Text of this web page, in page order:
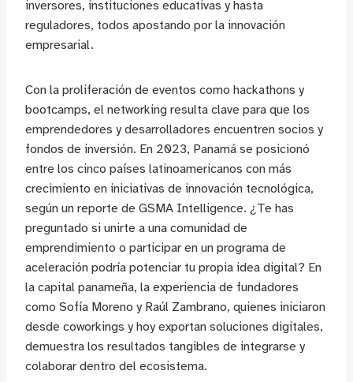
inversores, instituciones educativas y hasta
reguladores, todos apostando por la innovación
empresarial.
Con la proliferación de eventos como hackathons y
bootcamps, el networking resulta clave para que los
emprendedores y desarrolladores encuentren socios y
fondos de inversión. En 2023, Panamá se posicionó
entre los cinco países latinoamericanos con más
crecimiento en iniciativas de innovación tecnológica,
según un reporte de GSMA Intelligence. ¿Te has
preguntado si unirte a una comunidad de
emprendimiento o participar en un programa de
aceleración podría potenciar tu propia idea digital? En
la capital panameña, la experiencia de fundadores
como Sofía Moreno y Raúl Zambrano, quienes iniciaron
desde coworkings y hoy exportan soluciones digitales,
demuestra los resultados tangibles de integrarse y
colaborar dentro del ecosistema.